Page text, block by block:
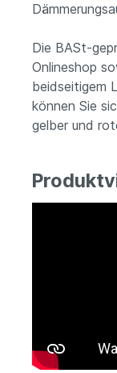
Die BASt-
Onlineshop
beidseitigem
können Sie
gelber und